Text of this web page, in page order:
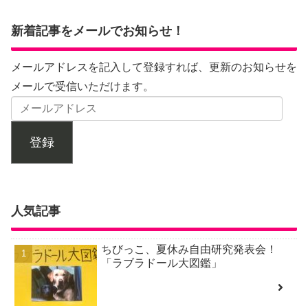
新着記事をメールでお知らせ！
メールアドレスを記入して登録すれば、更新のお知らせを
メールで受信いただけます。
登録
人気記事
ちびっこ、夏休み自由研究発表会！
「ラブラドール大図鑑」